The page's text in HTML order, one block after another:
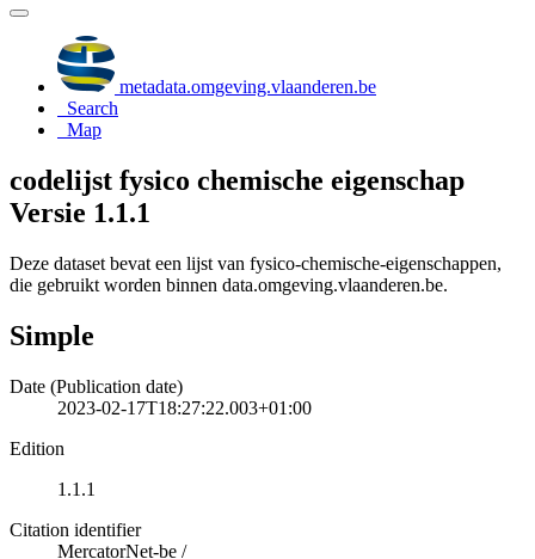
metadata.omgeving.vlaanderen.be
Search
Map
codelijst fysico chemische eigenschap
Versie 1.1.1
Deze dataset bevat een lijst van fysico-chemische-eigenschappen,
die gebruikt worden binnen data.omgeving.vlaanderen.be.
Simple
Date (Publication date)
2023-02-17T18:27:22.003+01:00
Edition
1.1.1
Citation identifier
MercatorNet-be /